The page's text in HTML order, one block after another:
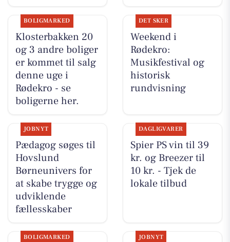
BOLIGMARKED
Klosterbakken 20
og 3 andre boliger
er kommet til salg
denne uge i
Rødekro - se
boligerne her.
DET SKER
Weekend i
Rødekro:
Musikfestival og
historisk
rundvisning
JOBNYT
Pædagog søges til
Hovslund
Børneunivers for
at skabe trygge og
udviklende
fællesskaber
DAGLIGVARER
Spier PS vin til 39
kr. og Breezer til
10 kr. - Tjek de
lokale tilbud
BOLIGMARKED JOBNYT